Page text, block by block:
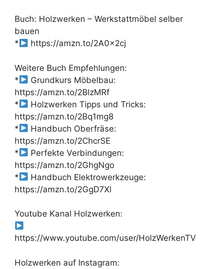
Buch: Holzwerken – Werkstattmöbel selber
bauen
*
https://amzn.to/2A0x2cj
Weitere Buch Empfehlungen:
*
Grundkurs Möbelbau:
https://amzn.to/2BlzMRf
*
Holzwerken Tipps und Tricks:
https://amzn.to/2Bq1mg8
*
Handbuch Oberfräse:
https://amzn.to/2ChcrSE
*
Perfekte Verbindungen:
https://amzn.to/2GhgNgo
*
Handbuch Elektrowerkzeuge:
https://amzn.to/2GgD7Xl
Youtube Kanal Holzwerken:
https://www.youtube.com/user/HolzWerkenTV
Holzwerken auf Instagram: